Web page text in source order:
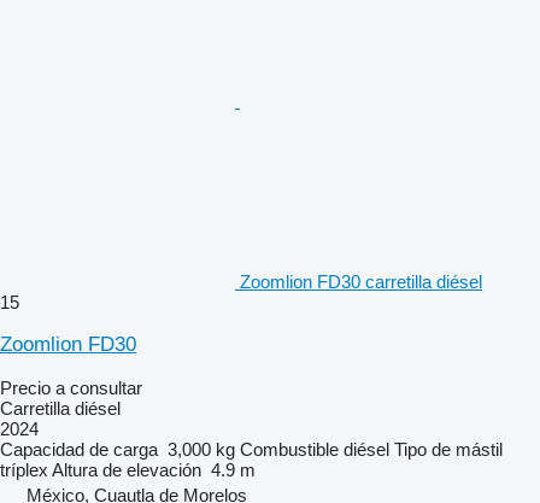
Zoomlion FD30 carretilla diésel
15
Zoomlion FD30
Precio a consultar
Carretilla diésel
2024
Capacidad de carga 3,000 kg Combustible diésel Tipo de mástil
tríplex Altura de elevación 4.9 m
México, Cuautla de Morelos